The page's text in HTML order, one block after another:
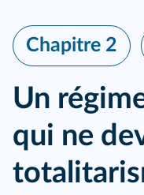
Chapitre 2
Un
qui ne